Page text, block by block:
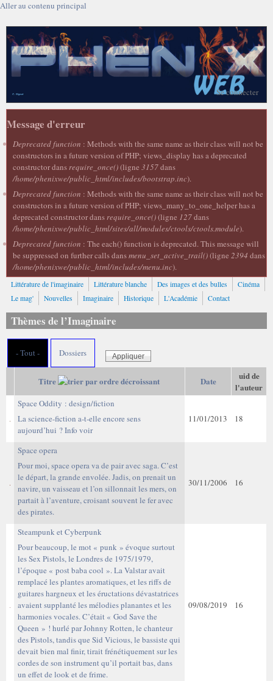
Aller au contenu principal
Se connecter
Message d'erreur
Deprecated function : Methods with the same name as their class will not be
constructors in a future version of PHP; views_display has a deprecated
constructor dansrequire_once()(ligne 3157dans
/home/phenixwe/public_html/includes/bootstrap.inc).
Deprecated function : Methods with the same name as their class will not be
constructors in a future version of PHP; views_many_to_one_helper has a
deprecated constructor dansrequire_once()(ligne 127dans
/home/phenixwe/public_html/sites/all/modules/ctools/ctools.module).
Deprecated function : The each() function is deprecated. This message will
be suppressed on further calls dansmenu_set_active_trail()(ligne 2394 dans
/home/phenixwe/public_html/includes/menu.inc).
Littérature de l'imaginaire Littérature blanche Des images et des bulles
Cinéma
Le mag'
Nouvelles Imaginaire Historique L'Académie Contact
Thèmes de l’Imaginaire
- Tout - Dossiers
Titre Date
uid de
l'auteur
Space Oddity : design/fiction
La science-fiction a-t-elle encore sens
aujourd’hui ? Info voir
11/01/2013 18
Space opera
Pour moi, space opera va de pair avec saga. C’est
le départ, la grande envolée. Jadis, on prenait un
navire, un vaisseau et l’on sillonnait les mers, on
partait à l’aventure, croisant souvent le fer avec
des pirates.
30/11/2006 16
Steampunk et Cyberpunk
Pour beaucoup, le mot « punk » évoque surtout
les Sex Pistols, le Londres de 1975/1979,
l’époque « post baba cool ». La Valstar avait
remplacé les plantes aromatiques, et les riffs de
guitares hargneux et les éructations dévastatrices
avaient supplanté les mélodies planantes et les
harmonies vocales. C’était « God Save the
Queen » ! hurlé par Johnny Rotten, le chanteur
des Pistols, tandis que Sid Vicious, le bassiste qui
devait bien mal finir, tirait frénétiquement sur les
cordes de son instrument qu’il portait bas, dans
un effet de look et de frime.
09/08/2019 16